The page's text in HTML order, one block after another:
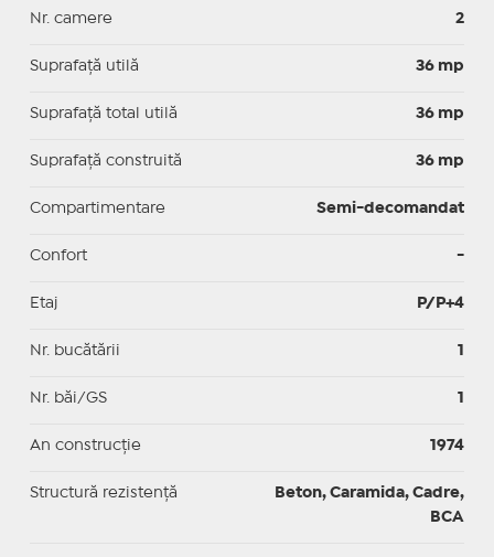
Nr. camere 2
Suprafaţă utilă 36 mp
Suprafaţă total utilă 36 mp
Suprafaţă construită 36 mp
Compartimentare Semi-decomandat
Confort -
Etaj P/P+4
Nr. bucătării 1
Nr. băi/GS 1
An construcție 1974
Structură rezistență
Beton, Caramida, Cadre,
BCA